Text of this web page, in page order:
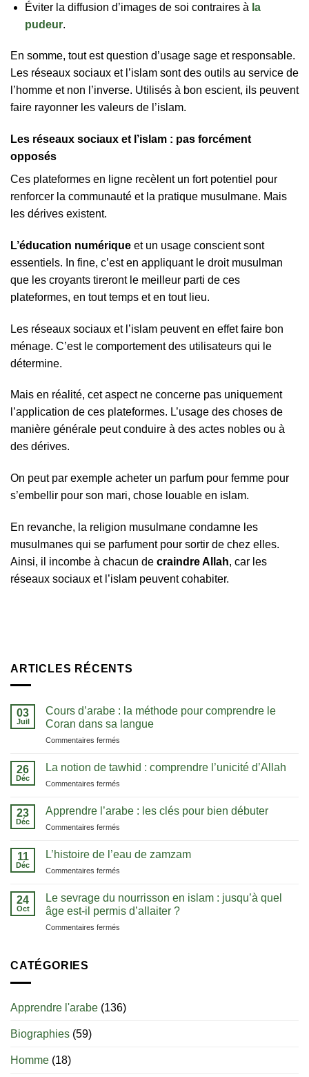
Éviter la diffusion d’images de soi contraires à la
pudeur.
En somme, tout est question d’usage sage et responsable.
Les réseaux sociaux et l’islam sont des outils au service de
l’homme et non l’inverse. Utilisés à bon escient, ils peuvent
faire rayonner les valeurs de l’islam.
Les réseaux sociaux et l’islam : pas forcément
opposés
Ces plateformes en ligne recèlent un fort potentiel pour
renforcer la communauté et la pratique musulmane. Mais
les dérives existent.
L’éducation numérique et un usage conscient sont
essentiels. In fine, c’est en appliquant le droit musulman
que les croyants tireront le meilleur parti de ces
plateformes, en tout temps et en tout lieu.
Les réseaux sociaux et l’islam peuvent en effet faire bon
ménage. C’est le comportement des utilisateurs qui le
détermine.
Mais en réalité, cet aspect ne concerne pas uniquement
l’application de ces plateformes. L’usage des choses de
manière générale peut conduire à des actes nobles ou à
des dérives.
On peut par exemple acheter un parfum pour femme pour
s’embellir pour son mari, chose louable en islam.
En revanche, la religion musulmane condamne les
musulmanes qui se parfument pour sortir de chez elles.
Ainsi, il incombe à chacun de craindre Allah, car les
réseaux sociaux et l’islam peuvent cohabiter.
ARTICLES RÉCENTS
03
Juil
Cours d’arabe : la méthode pour comprendre le
Coran dans sa langue
Commentaires fermés
d’arabe
pour
dans
26
Déc
La notion de tawhid : comprendre l’unicité d’Allah
Commentaires fermés
notion
comprendre
23
Déc
Apprendre l’arabe : les clés pour bien débuter
Commentaires fermés
l’arabe
pour
bien
11
Déc
L’histoire de l’eau de zamzam
Commentaires fermés
de
l’eau
de
24
Oct
Le sevrage du nourrisson en islam : jusqu’à quel
âge est-il permis d’allaiter ?
Commentaires fermés
:
CATÉGORIES
Apprendre l'arabe (136)
Biographies (59)
Homme (18)